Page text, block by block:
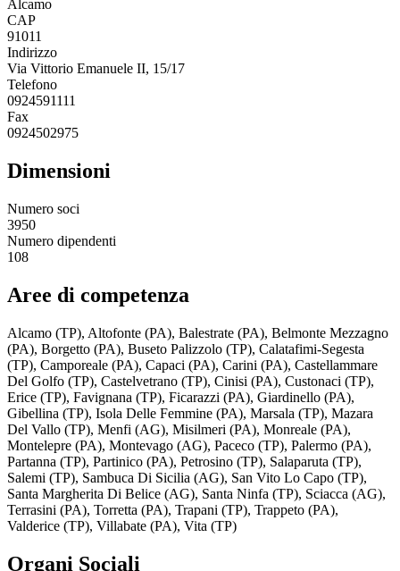
Alcamo
CAP
91011
Indirizzo
Via Vittorio Emanuele II, 15/17
Telefono
0924591111
Fax
0924502975
Dimensioni
Numero soci
3950
Numero dipendenti
108
Aree di competenza
Alcamo (TP), Altofonte (PA), Balestrate (PA), Belmonte Mezzagno
(PA), Borgetto (PA), Buseto Palizzolo (TP), Calatafimi-Segesta
(TP), Camporeale (PA), Capaci (PA), Carini (PA), Castellammare
Del Golfo (TP), Castelvetrano (TP), Cinisi (PA), Custonaci (TP),
Erice (TP), Favignana (TP), Ficarazzi (PA), Giardinello (PA),
Gibellina (TP), Isola Delle Femmine (PA), Marsala (TP), Mazara
Del Vallo (TP), Menfi (AG), Misilmeri (PA), Monreale (PA),
Montelepre (PA), Montevago (AG), Paceco (TP), Palermo (PA),
Partanna (TP), Partinico (PA), Petrosino (TP), Salaparuta (TP),
Salemi (TP), Sambuca Di Sicilia (AG), San Vito Lo Capo (TP),
Santa Margherita Di Belice (AG), Santa Ninfa (TP), Sciacca (AG),
Terrasini (PA), Torretta (PA), Trapani (TP), Trappeto (PA),
Valderice (TP), Villabate (PA), Vita (TP)
Organi Sociali